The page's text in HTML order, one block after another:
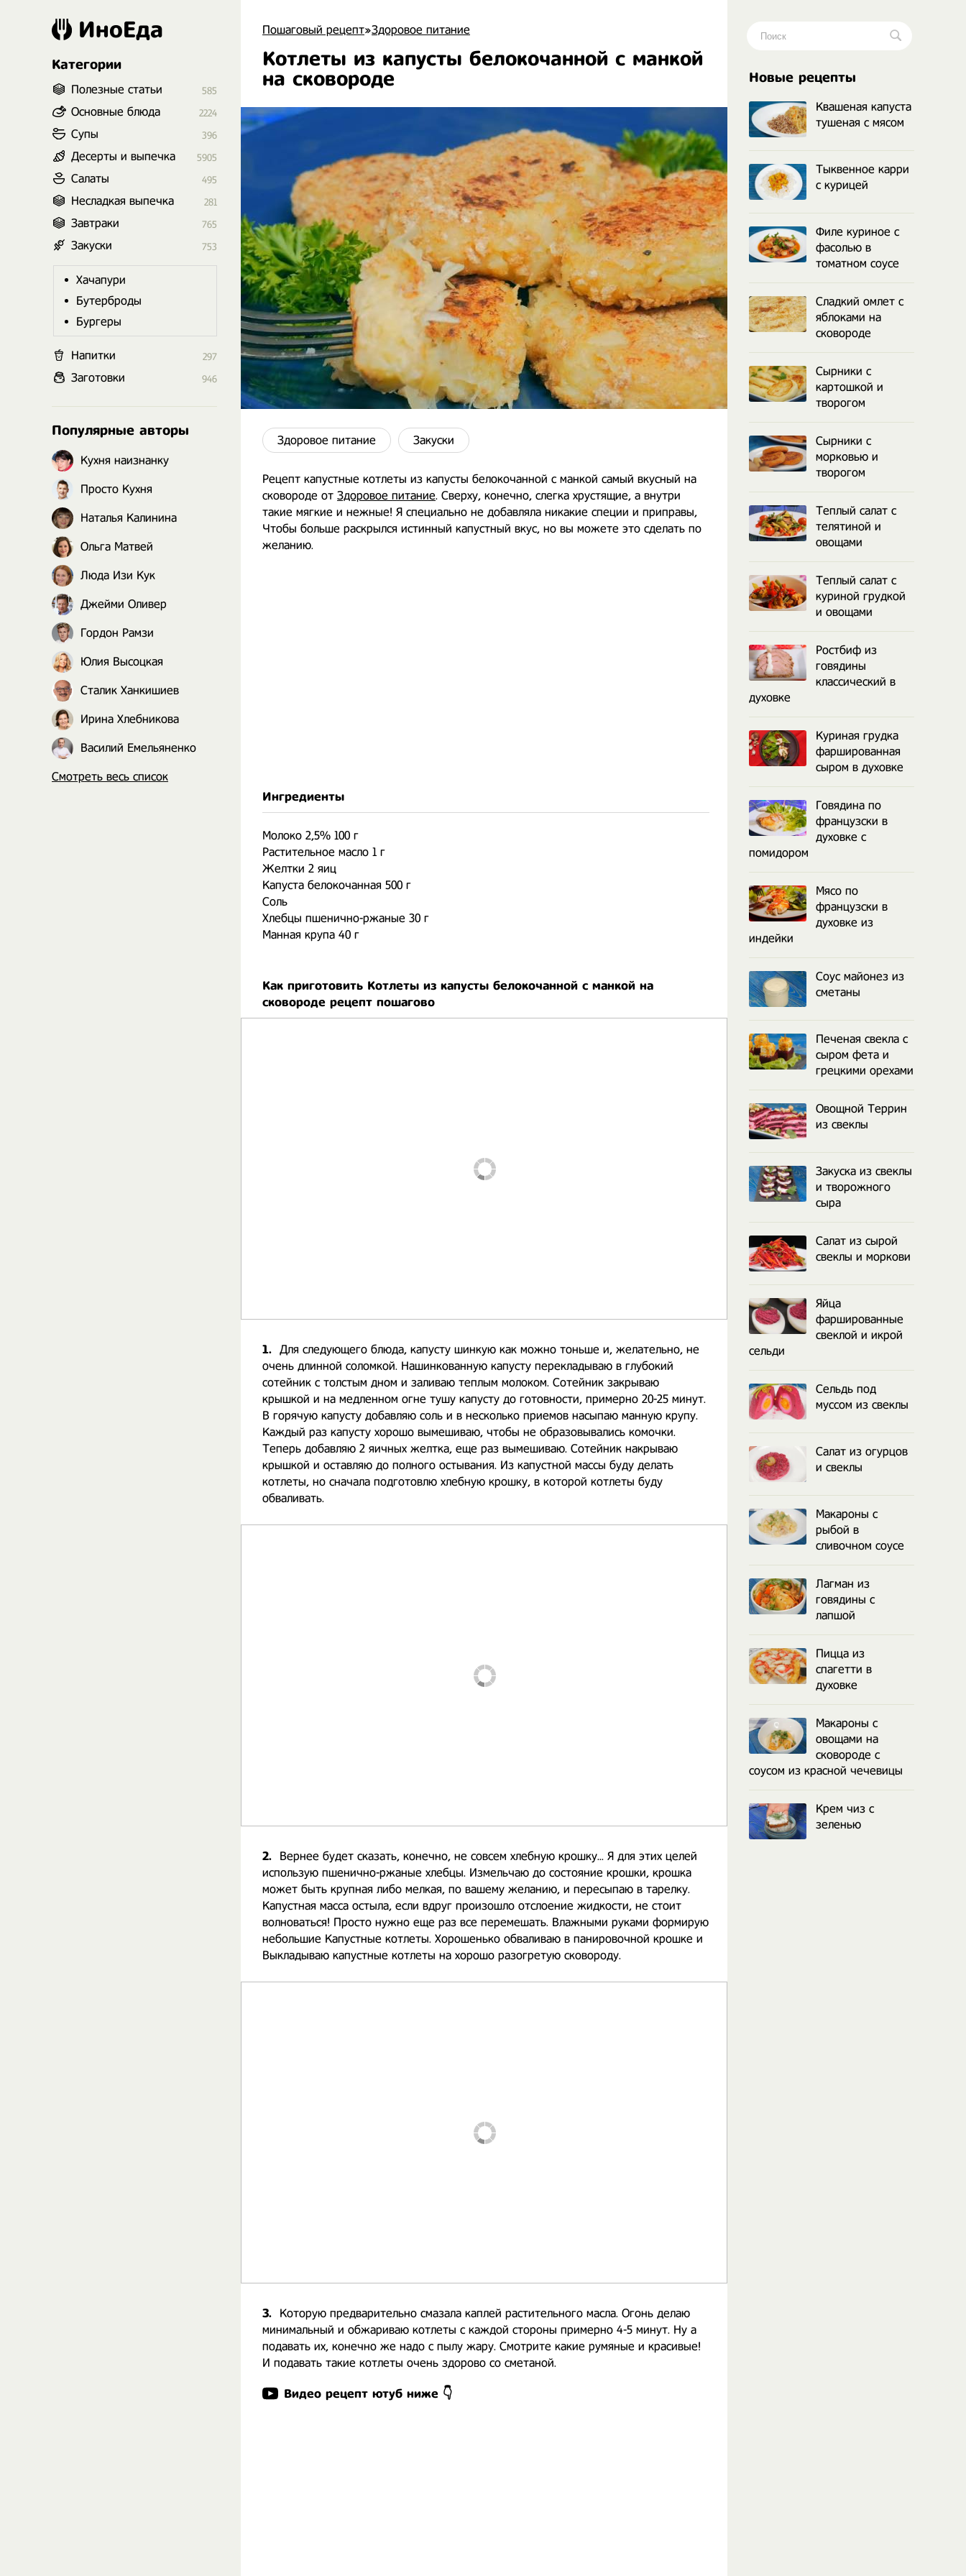
Пошаговый рецепт»Здоровое питание
Котлеты из капусты белокочанной с манкой
на сковороде
Здоровое питание Закуски
Рецепт капустные котлеты из капусты белокочанной с манкой самый вкусный на
сковороде от Здоровое питание. Сверху, конечно, слегка хрустящие, а внутри
такие мягкие и нежные! Я специально не добавляла никакие специи и приправы,
Чтобы больше раскрылся истинный капустный вкус, но вы можете это сделать по
желанию.
Ингредиенты
Молоко 2,5% 100 г
Растительное масло 1 г
Желтки 2 яиц
Капуста белокочанная 500 г
Соль
Хлебцы пшенично-ржаные 30 г
Манная крупа 40 г
Как приготовить Котлеты из капусты белокочанной с манкой на
сковороде рецепт пошагово
1. Для следующего блюда, капусту шинкую как можно тоньше и, желательно, не
очень длинной соломкой. Нашинкованную капусту перекладываю в глубокий
сотейник с толстым дном и заливаю теплым молоком. Сотейник закрываю
крышкой и на медленном огне тушу капусту до готовности, примерно 20-25 минут.
В горячую капусту добавляю соль и в несколько приемов насыпаю манную крупу.
Каждый раз капусту хорошо вымешиваю, чтобы не образовывались комочки.
Теперь добавляю 2 яичных желтка, еще раз вымешиваю. Сотейник накрываю
крышкой и оставляю до полного остывания. Из капустной массы буду делать
котлеты, но сначала подготовлю хлебную крошку, в которой котлеты буду
обваливать.
2.
Вернее будет сказать, конечно, не совсем хлебную крошку... Я для этих целей
использую пшенично-ржаные хлебцы. Измельчаю до состояние крошки, крошка
может быть крупная либо мелкая, по вашему желанию, и пересыпаю в тарелку.
Капустная масса остыла, если вдруг произошло отслоение жидкости, не стоит
волноваться! Просто нужно еще раз все перемешать. Влажными руками формирую
небольшие Капустные котлеты. Хорошенько обваливаю в панировочной крошке и
Выкладываю капустные котлеты на хорошо разогретую сковороду.
3.
Которую предварительно смазала каплей растительного масла. Огонь делаю
минимальный и обжариваю котлеты с каждой стороны примерно 4-5 минут. Ну а
подавать их, конечно же надо с пылу жару. Смотрите какие румяные и красивые!
И подавать такие котлеты очень здорово со сметаной.
Видео рецепт ютуб ниже 👇
ИноЕда
Категории
Полезные статьи 585
Основные блюда 2224
Супы 396
Десерты и выпечка 5905
Салаты 495
Несладкая выпечка 281
Завтраки 765
Закуски 753
Хачапури
Бутерброды
Бургеры
Напитки 297
Заготовки 946
Популярные авторы
Кухня наизнанку
Просто Кухня
Наталья Калинина
Ольга Матвей
Люда Изи Кук
Джейми Оливер
Гордон Рамзи
Юлия Высоцкая
Сталик Ханкишиев
Ирина Хлебникова
Василий Емельяненко
Смотреть весь список
Новые рецепты
Квашеная капуста
тушеная с мясом
Тыквенное карри
с курицей
Филе куриное с
фасолью в
томатном соусе
Сладкий омлет с
яблоками на
сковороде
Сырники с
картошкой и
творогом
Сырники с
морковью и
творогом
Теплый салат с
телятиной и
овощами
Теплый салат с
куриной грудкой
и овощами
Ростбиф из
говядины
классический в
духовке
Куриная грудка
фаршированная
сыром в духовке
Говядина по
французски в
духовке с
помидором
Мясо по
французски в
духовке из
индейки
Соус майонез из
сметаны
Печеная свекла с
сыром фета и
грецкими орехами
Овощной Террин
из свеклы
Закуска из свеклы
и творожного
сыра
Салат из сырой
свеклы и моркови
Яйца
фаршированные
свеклой и икрой
сельди
Сельдь под
муссом из свеклы
Салат из огурцов
и свеклы
Макароны с
рыбой в
сливочном соусе
Лагман из
говядины с
лапшой
Пицца из
спагетти в
духовке
Макароны с
овощами на
сковороде с
соусом из красной чечевицы
Крем чиз с
зеленью